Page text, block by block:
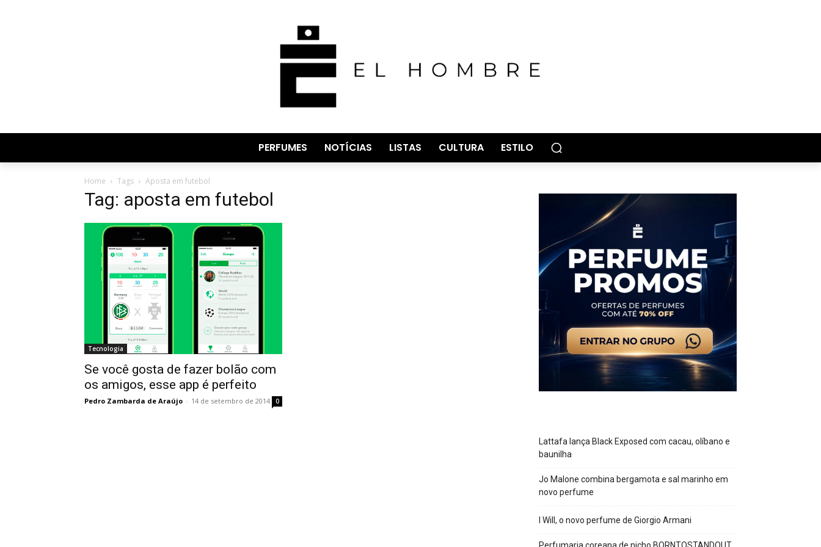
PERFUMES NOTÍCIAS LISTAS CULTURA ESTILO
Home Tags Aposta em futebol
Tag: aposta em futebol
Tecnologia
Se você gosta de fazer bolão com
os amigos, esse app é perfeito
Pedro Zambarda de Araújo - 14 de setembro de 2014 0
Lattafa lança Black Exposed com cacau, olíbano e
baunilha
Jo Malone combina bergamota e sal marinho em
novo perfume
I Will, o novo perfume de Giorgio Armani
Perfumaria coreana de nicho BORNTOSTANDOUT